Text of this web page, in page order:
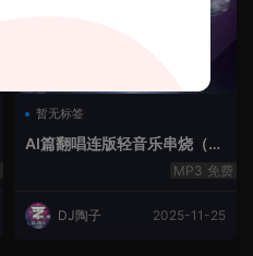
暂无标签
AI篇翻唱连版轻音乐串烧（治
免费
DJ陶子 2025-11-25